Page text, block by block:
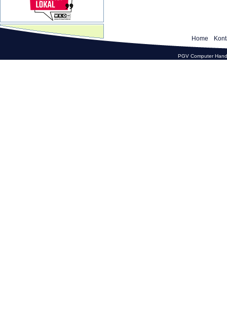
Home
PGV Computer